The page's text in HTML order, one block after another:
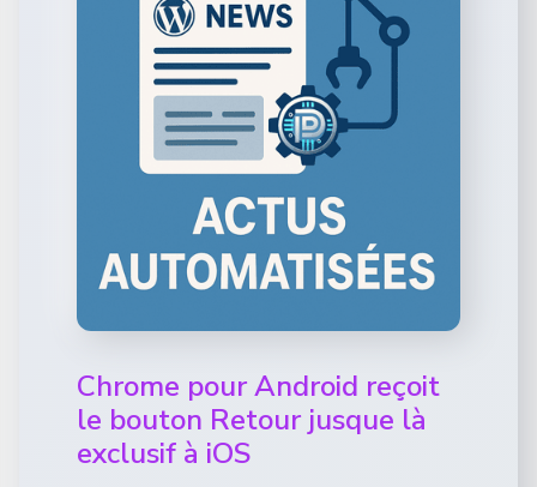
Chrome pour Android reçoit
le bouton Retour jusque là
exclusif à iOS